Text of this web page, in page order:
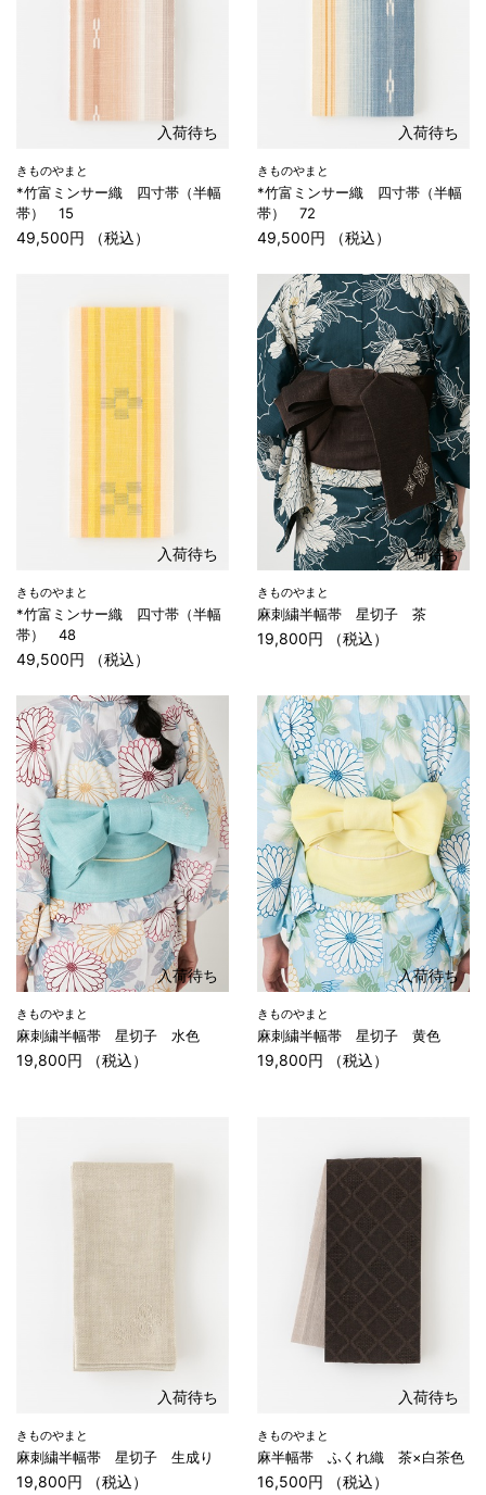
入荷待ち
きものやまと
*竹富ミンサー織 四寸帯（半幅
帯） 15
49,500円 （税込）
入荷待ち
きものやまと
*竹富ミンサー織 四寸帯（半幅
帯） 72
49,500円 （税込）
入荷待ち
きものやまと
*竹富ミンサー織 四寸帯（半幅
帯） 48
49,500円 （税込）
入荷待ち
きものやまと
麻刺繍半幅帯 星切子 茶
19,800円 （税込）
入荷待ち
きものやまと
麻刺繍半幅帯 星切子 水色
19,800円 （税込）
入荷待ち
きものやまと
麻刺繍半幅帯 星切子 黄色
19,800円 （税込）
入荷待ち
きものやまと
麻刺繍半幅帯 星切子 生成り
19,800円 （税込）
入荷待ち
きものやまと
麻半幅帯 ふくれ織 茶×白茶色
16,500円 （税込）